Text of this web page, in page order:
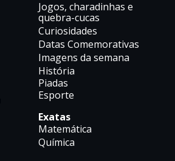
Jogos, charadinhas e
quebra-cucas
Curiosidades
Datas Comemorativas
Imagens da semana
História
Piadas
Esporte
Exatas
Matemática
Química